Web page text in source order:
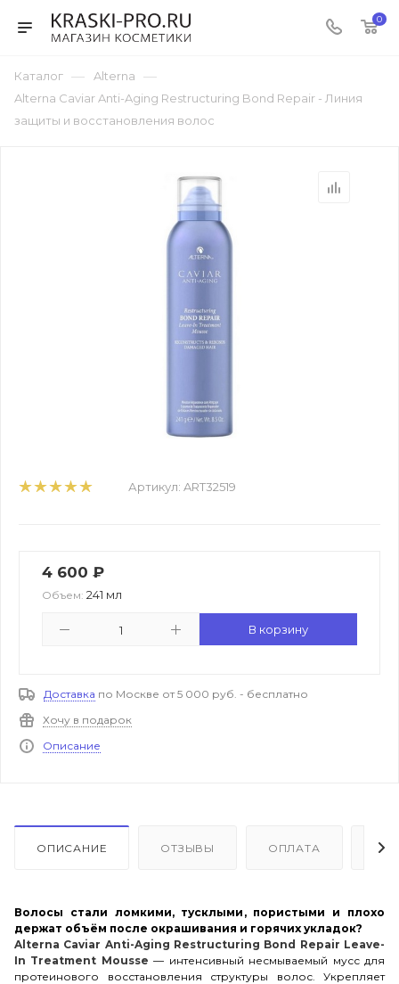
0
Каталог — Alterna —
Alterna Caviar Anti-Aging Restructuring Bond Repair - Линия
защиты и восстановления волос
Артикул: ART32519
4 600 ₽
Объем: 241 мл
В корзину
Доставка по Москве от 5 000 руб. - бесплатно
Хочу в подарок
Описание
ОПИСАНИЕ ОТЗЫВЫ ОПЛАТА
Волосы стали ломкими, тусклыми, пористыми и плохо
держат объём после окрашивания и горячих укладок?
Alterna Caviar Anti-Aging Restructuring Bond Repair Leave-
In Treatment Mousse — интенсивный несмываемый мусс для
протеинового восстановления структуры волос. Укрепляет